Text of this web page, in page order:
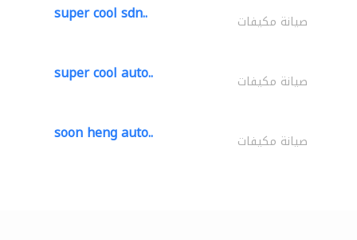
super cool sdn.. صيانة مكيفات
super cool auto.. صيانة مكيفات
soon heng auto.. صيانة مكيفات